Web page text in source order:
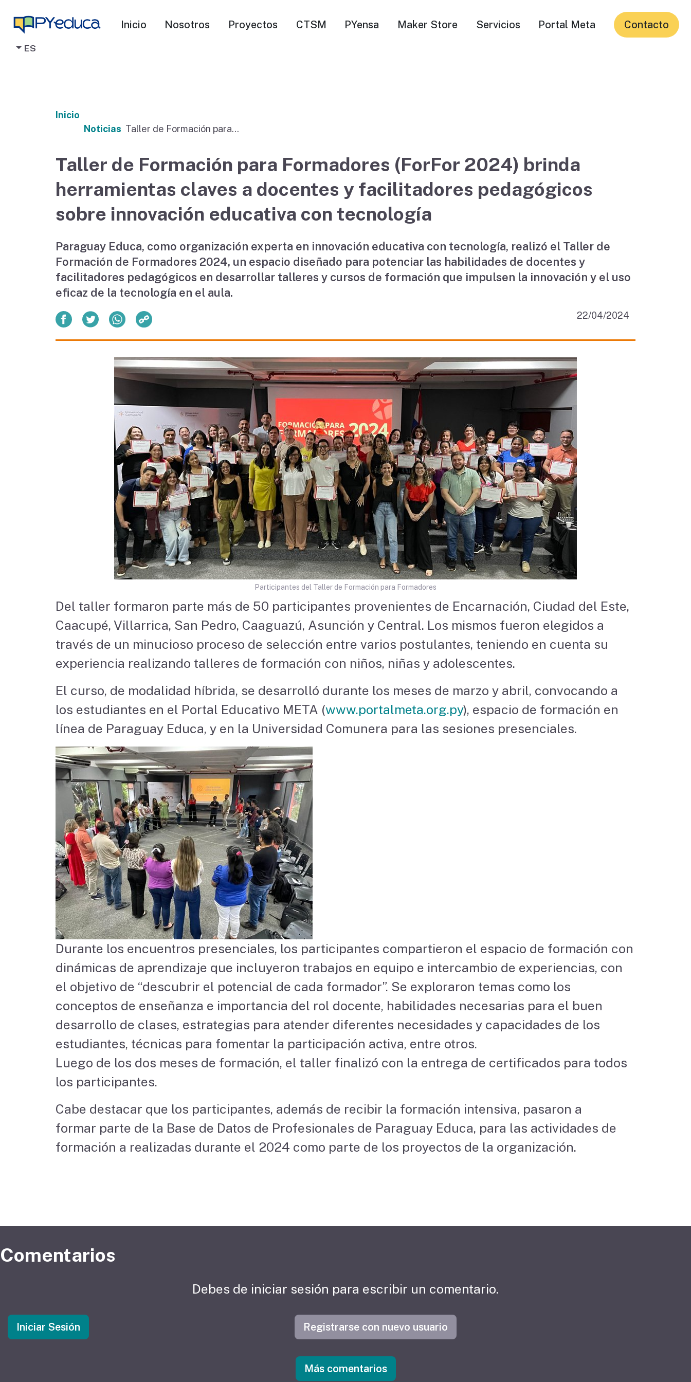
Inicio Nosotros Proyectos CTSM PYensa Maker Store Servicios Portal Meta Contacto
ES
Inicio
Noticias Taller de Formación para
herramientas claves a docentes y
facilitadores pedagógicos sobre
innovación educativa con
tecnología
Taller de Formación para Formadores (ForFor 2024) brinda
herramientas claves a docentes y facilitadores pedagógicos
sobre innovación educativa con tecnología
Paraguay Educa, como organización experta en innovación educativa con tecnología, realizó el Taller de
Formación de Formadores 2024, un espacio diseñado para potenciar las habilidades de docentes y
facilitadores pedagógicos en desarrollar talleres y cursos de formación que impulsen la innovación y el uso
eficaz de la tecnología en el aula.
22/04/2024
Participantes del Taller de Formación para Formadores
Del taller formaron parte más de 50 participantes provenientes de Encarnación, Ciudad del Este,
Caacupé, Villarrica, San Pedro, Caaguazú, Asunción y Central. Los mismos fueron elegidos a
través de un minucioso proceso de selección entre varios postulantes, teniendo en cuenta su
experiencia realizando talleres de formación con niños, niñas y adolescentes.
El curso, de modalidad híbrida, se desarrolló durante los meses de marzo y abril, convocando a
los estudiantes en el Portal Educativo META (www.portalmeta.org.py), espacio de formación en
línea de Paraguay Educa, y en la Universidad Comunera para las sesiones presenciales.
Durante los encuentros presenciales, los participantes compartieron el espacio de formación con
dinámicas de aprendizaje que incluyeron trabajos en equipo e intercambio de experiencias, con
el objetivo de “descubrir el potencial de cada formador”. Se exploraron temas como los
conceptos de enseñanza e importancia del rol docente, habilidades necesarias para el buen
desarrollo de clases, estrategias para atender diferentes necesidades y capacidades de los
estudiantes, técnicas para fomentar la participación activa, entre otros.
Luego de los dos meses de formación, el taller finalizó con la entrega de certificados para todos
los participantes.
Cabe destacar que los participantes, además de recibir la formación intensiva, pasaron a
formar parte de la Base de Datos de Profesionales de Paraguay Educa, para las actividades de
formación a realizadas durante el 2024 como parte de los proyectos de la organización.
Comentarios
Debes de iniciar sesión para escribir un comentario.
Iniciar Sesión Registrarse con nuevo usuario
Más comentarios